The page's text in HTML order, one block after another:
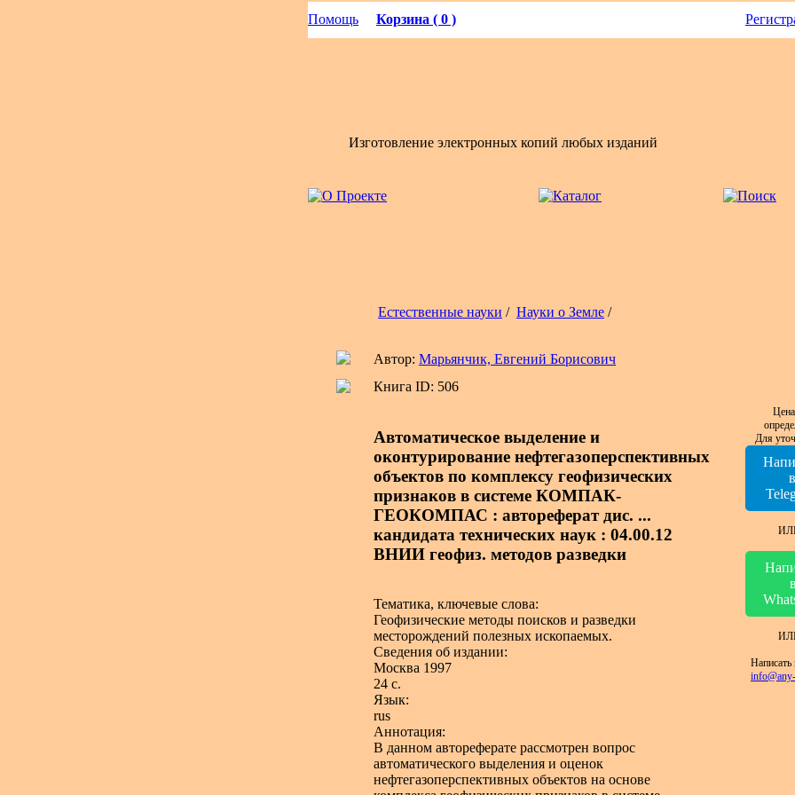
Помощь Корзина ( 0 )
Изготовление электронных копий любых изданий
Естественные науки / Науки о Земле /
Автор: Марьянчик, Евгений Борисович
Книга ID: 506
Автоматическое выделение и
оконтурирование нефтегазоперспективных
объектов по комплексу геофизических
признаков в системе КОМПАК-
ГЕОКОМПАС : автореферат дис. ...
кандидата технических наук : 04.00.12
ВНИИ геофиз. методов разведки
Тематика, ключевые слова:
Геофизические методы поисков и разведки
месторождений полезных ископаемых.
Сведения об издании:
Москва 1997
24 с.
Язык:
rus
Аннотация:
В данном автореферате рассмотрен вопрос
автоматического выделения и оценок
нефтегазоперспективных объектов на основе
Для
в
в
Написать